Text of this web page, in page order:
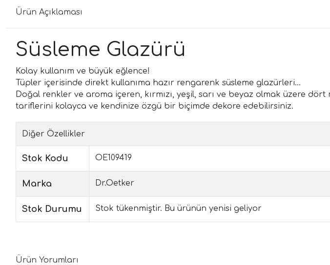
Ürün Açıklaması
Süsleme Glazürü
Kolay kullanım ve büyük eğlence!
Tüpler içerisinde direkt kullanıma hazır rengarenk süsleme glazürleri...
Doğal renkler ve aroma içeren, kırmızı, yeşil, sarı ve beyaz olmak üzere
tariflerini kolayca ve kendinize özgü bir biçimde dekore edebilirsiniz.
Diğer Özellikler
Stok Kodu OE109419
Marka Dr.Oetker
Stok Durumu Stok tükenmiştir. Bu ürünün yenisi geliyor
Ürün Yorumları